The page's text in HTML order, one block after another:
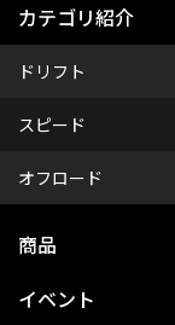
カテゴリ紹介
ドリフト
スピード
オフロード
商品
イベント